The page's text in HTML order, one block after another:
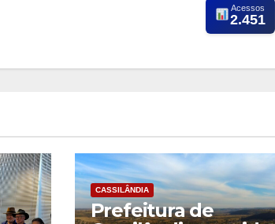
Acessos
2.451
CASSILÂNDIA
Prefeitura de